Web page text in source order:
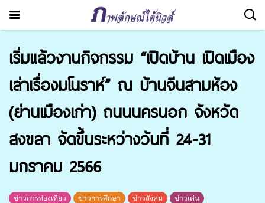
เริ่มแล้วงานกิจกรรม “เปิดบ้าน เปิดเมือง
เล่าเรื่องมโนราห์” ณ บ้านจีนสามห้อง
(ย่านเมืองเก่า) ถนนนครนอก จังหวัด
สงขลา จัดขึ้นระหว่างวันที่ 24-31
มกราคม 2566
ข่าวการท่องเที่ยว ข่าวการศึกษา ข่าวสังคม
ข่าวเด่น